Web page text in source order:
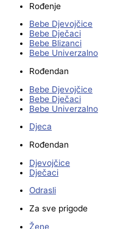
Rođenje
Bebe Djevojčice
Bebe Dječaci
Bebe Blizanci
Bebe Univerzalno
Rođendan
Bebe Djevojčice
Bebe Dječaci
Bebe Univerzalno
Djeca
Rođendan
Djevojčice
Dječaci
Odrasli
Za sve prigode
Žene